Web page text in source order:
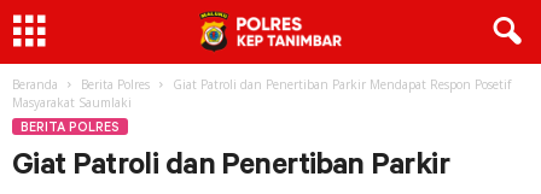
Beranda Berita Polres
Giat Patroli dan Penertiban Parkir Mendapat Respon Posetif
Masyarakat Saumlaki
BERITA POLRES
Giat Patroli dan Penertiban Parkir